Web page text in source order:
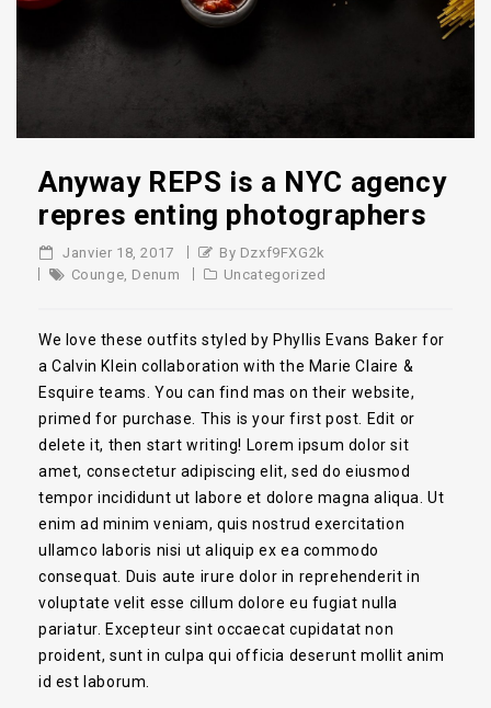
Anyway REPS is a NYC agency
repres enting photographers
Janvier 18, 2017
By Dzxf9FXG2k
Counge Denum Uncategorized
We love these outfits styled by Phyllis Evans Baker for
a Calvin Klein collaboration with the Marie Claire &
Esquire teams. You can find mas on their website,
primed for purchase. This is your first post. Edit or
delete it, then start writing! Lorem ipsum dolor sit
amet, consectetur adipiscing elit, sed do eiusmod
tempor incididunt ut labore et dolore magna aliqua. Ut
enim ad minim veniam, quis nostrud exercitation
ullamco laboris nisi ut aliquip ex ea commodo
consequat. Duis aute irure dolor in reprehenderit in
voluptate velit esse cillum dolore eu fugiat nulla
pariatur. Excepteur sint occaecat cupidatat non
proident, sunt in culpa qui officia deserunt mollit anim
id est laborum.